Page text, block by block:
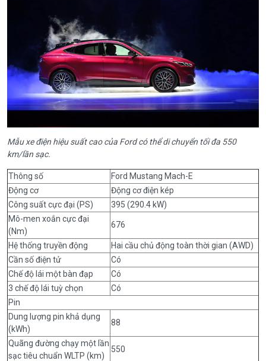
Mẫu xe điện hiệu suất cao của Ford có thể di chuyển tối đa 550
km/lần sạc.
Thông số
Ford Mustang Mach-E
Động cơ
Động cơ điện kép
Công suất cực đại (PS)
395 (290.4 kW)
Mô-men xoắn cực đại
(Nm)
676
Hệ thống truyền động
Hai cầu chủ động toàn thời gian (AWD)
Cần số điện tử
Có
Chế độ lái một bàn đạp
Có
3 chế độ lái tuỳ chọn
Có
Pin
Dung lượng pin khả dụng
(kWh)
88
Quãng đường chạy một lần
sạc tiêu chuẩn WLTP (km)
550